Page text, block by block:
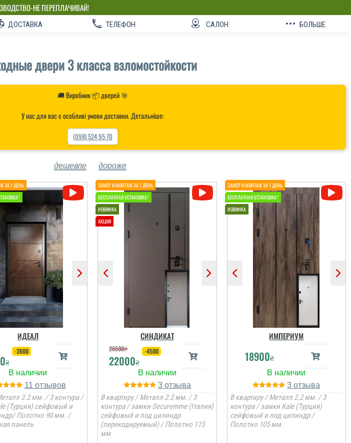
НЕ ПЕРЕПЛАЧИВАЙ!
ДОСТАВКА ТЕЛЕФОН САЛОН БОЛЬШЕ
двери 3 класса взломостойкости
🚚 Виробник 📦 дверей 🎯
У нас для вас є особливі умови доставки. Детальніше:
(098) 524 95 70
дешевле дороже
ИДЕАЛ
₴
-3600
11
2.2 мм. / 3 контура /
(Турция) сейфовый и
Полотно 90 мм. /
панель
СИНДИКАТ
26500₴
22000₴
-4500
3
В квартиру / Металл 2.2 мм. / 3
контура / замки Securemme (Італия)
сейфовый и под цилиндр
(перекодируемый) / Полотно 115
мм.
ИМПЕРИУМ
18900₴
3
В квартиру / Металл 2.2 мм. / 3
контура / замки Kale (Турция)
сейфовый и под цилиндр /
Полотно 105 мм.